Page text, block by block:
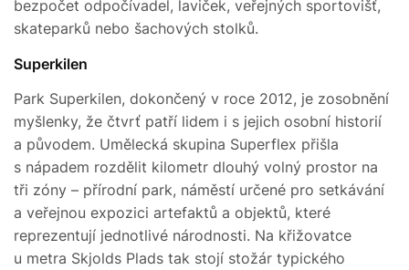
bezpočet odpočívadel, laviček, veřejných sportovišť,
skateparků nebo šachových stolků.
Superkilen
Park Superkilen, dokončený v roce 2012, je zosobnění
myšlenky, že čtvrť patří lidem i s jejich osobní historií
a původem. Umělecká skupina Superflex přišla
s nápadem rozdělit kilometr dlouhý volný prostor na
tři zóny – přírodní park, náměstí určené pro setkávání
a veřejnou expozici artefaktů a objektů, které
reprezentují jednotlivé národnosti. Na křižovatce
u metra Skjolds Plads tak stojí stožár typického